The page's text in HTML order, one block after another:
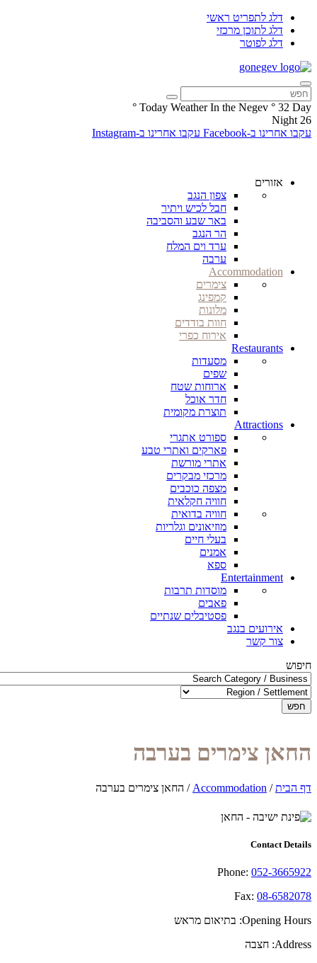
דלג לתפריט ראשי
דלג לתוכן מרכזי
דלג לפוטר
Today Weather In the Negev ° 32 Day
°
26
Night
עקבו אחרינו ב-Facebook
עקבו אחרינו ב-Instagram
אזורים
צפון הנגב
חבל לכיש ויתיר
באר שבע והסביבה
הר הנגב
ערד וים המלח
ערבה
Accommodation
צימרים
קמפינג
מלונות
חוות בודדים
אירוח כפרי
Restaurants
מסעדות
שפים
ארוחות שטח
חדר אוכל
תוצרת מקומית
Attractions
ספורט אתגרי
פארקים ואתרי טבע
אתרי מורשת
מרכזי מבקרים
מצפה כוכבים
חוויה חקלאית
חוויה בדואית
מוזיאונים וגלריות
בעלי חיים
אמנים
ספא
Entertainment
מוסדות תרבות
פאבים
פסטיבלים שנתיים
אירועים בנגב
צור קשר
חיפוש
חפש
החאן צימרים בערבה
דף הבית/
Accommodation
/ החאן צימרים בערבה
Contact Details
Phone: 052-3665922
Fax: 08-6582078
Opening Hours: בתיאום מראש
Address: חצבה